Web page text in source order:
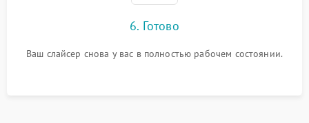
6. Готово
Ваш слайсер снова у вас в полностью рабочем состоянии.